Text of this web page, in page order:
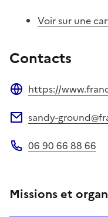
Voir sur une
Contacts
https://
sandy-
06 90 66 88 66
Missions et